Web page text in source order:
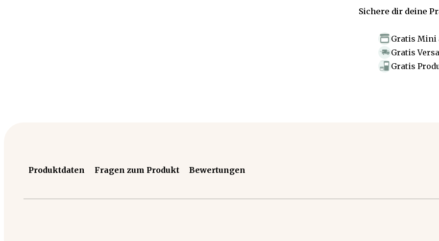
Sichere dir deine
Gratis Mini
Gratis
Gratis
Produktdaten Fragen zum Produkt Bewertungen